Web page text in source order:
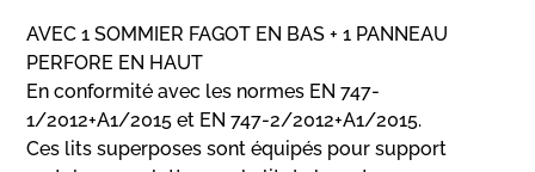
AVEC 1 SOMMIER FAGOT EN BAS + 1 PANNEAU
PERFORE EN HAUT
En conformité avec les normes EN 747-
1/2012+A1/2015 et EN 747-2/2012+A1/2015.
Ces lits superposes sont équipés pour support